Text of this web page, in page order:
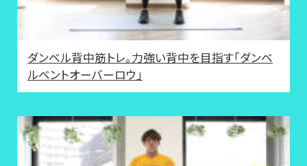
ダンベル背中筋トレ。力強い背中を目指す「ダンベ
ルベントオーバーロウ」